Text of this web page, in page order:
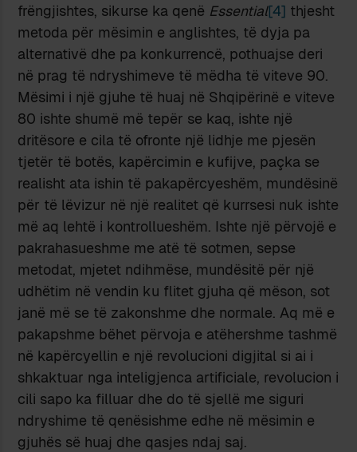
frëngjishtes, sikurse ka qenë Essential[4] thjesht
metoda për mësimin e anglishtes, të dyja pa
alternativë dhe pa konkurrencë, pothuajse deri
në prag të ndryshimeve të mëdha të viteve 90.
Mësimi i një gjuhe të huaj në Shqipërinë e viteve
80 ishte shumë më tepër se kaq, ishte një
dritësore e cila të ofronte një lidhje me pjesën
tjetër të botës, kapërcimin e kufijve, paçka se
realisht ata ishin të pakapërcyeshëm, mundësinë
për të lëvizur në një realitet që kurrsesi nuk ishte
më aq lehtë i kontrollueshëm. Ishte një përvojë e
pakrahasueshme me atë të sotmen, sepse
metodat, mjetet ndihmëse, mundësitë për një
udhëtim në vendin ku flitet gjuha që mëson, sot
janë më se të zakonshme dhe normale. Aq më e
pakapshme bëhet përvoja e atëhershme tashmë
në kapërcyellin e një revolucioni digjital si ai i
shkaktuar nga inteligjenca artificiale, revolucion i
cili sapo ka filluar dhe do të sjellë me siguri
ndryshime të qenësishme edhe në mësimin e
gjuhës së huaj dhe qasjes ndaj saj.